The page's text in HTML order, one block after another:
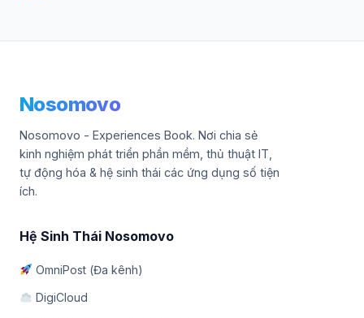
Nosomovo
Nosomovo - Experiences Book. Nơi chia sẻ
kinh nghiệm phát triển phần mềm, thủ thuật IT,
tự động hóa & hệ sinh thái các ứng dụng số tiện
ích.
Hệ Sinh Thái Nosomovo
OmniPost (Đa kênh)
DigiCloud